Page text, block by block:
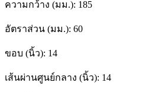
ความกว้าง (มม.): 185
อัตราส่วน (มม.): 60
ขอบ (นิ้ว): 14
เส้นผ่านศูนย์กลาง (นิ้ว): 14